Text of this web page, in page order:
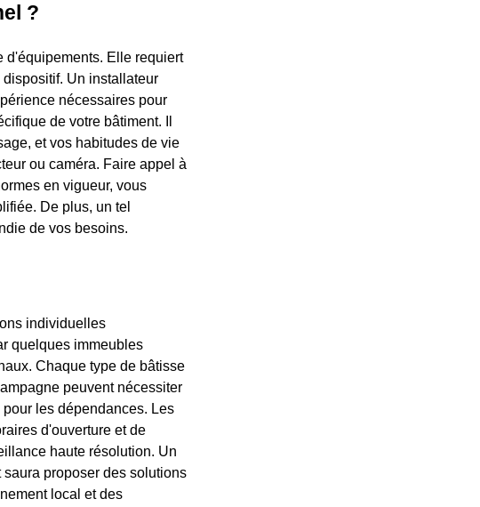
?
d'équipements. Elle requiert
Un installateur
nécessaires pour
de votre bâtiment. Il
et vos habitudes de vie
ou caméra. Faire appel à
en vigueur, vous
De plus, un tel
de vos besoins.
individuelles
quelques immeubles
Chaque type de bâtisse
peuvent nécessiter
les dépendances. Les
d'ouverture et de
haute résolution. Un
proposer des solutions
local et des